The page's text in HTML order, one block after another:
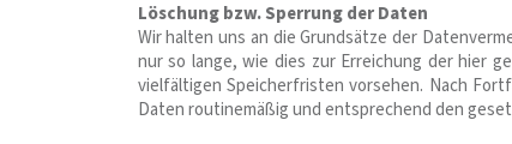
Löschung bzw. Sperrung der Daten
Wir halten uns an die Grundsätze der
nur so lange, wie dies zur Erreichung der hier
vielfältigen Speicherfristen vorsehen. Nach
Daten routinemäßig und entsprechend den